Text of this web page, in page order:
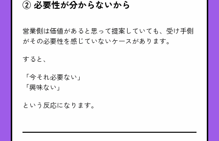
② 必要性が分からないから
営業側は価値があると思って提案していても、受け手側
がその必要性を感じていないケースがあります。
すると、
「今それ必要ない」
「興味ない」
という反応になります。